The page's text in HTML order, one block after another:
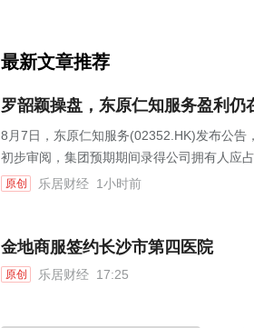
最新文章推荐
罗韶颖操盘，东原仁知服务盈利仍
8月7日，东原仁知服务(02352.HK)发布公
初步审阅，集团预期期间录得公司拥有人应
原创 乐居财经 1小时前
金地商服签约长沙市第四医院
原创 乐居财经 17:25